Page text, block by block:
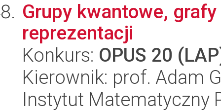
Grupy kwantowe,
reprezentacji
Konkurs: OPUS 20
Kierownik: prof. Adam
Instytut Matematyczny